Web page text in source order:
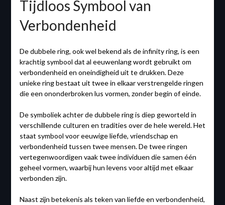
Tijdloos Symbool van
Verbondenheid
De dubbele ring, ook wel bekend als de infinity ring, is een
krachtig symbool dat al eeuwenlang wordt gebruikt om
verbondenheid en oneindigheid uit te drukken. Deze
unieke ring bestaat uit twee in elkaar verstrengelde ringen
die een ononderbroken lus vormen, zonder begin of einde.
De symboliek achter de dubbele ring is diep geworteld in
verschillende culturen en tradities over de hele wereld. Het
staat symbool voor eeuwige liefde, vriendschap en
verbondenheid tussen twee mensen. De twee ringen
vertegenwoordigen vaak twee individuen die samen één
geheel vormen, waarbij hun levens voor altijd met elkaar
verbonden zijn.
Naast zijn betekenis als teken van liefde en verbondenheid,